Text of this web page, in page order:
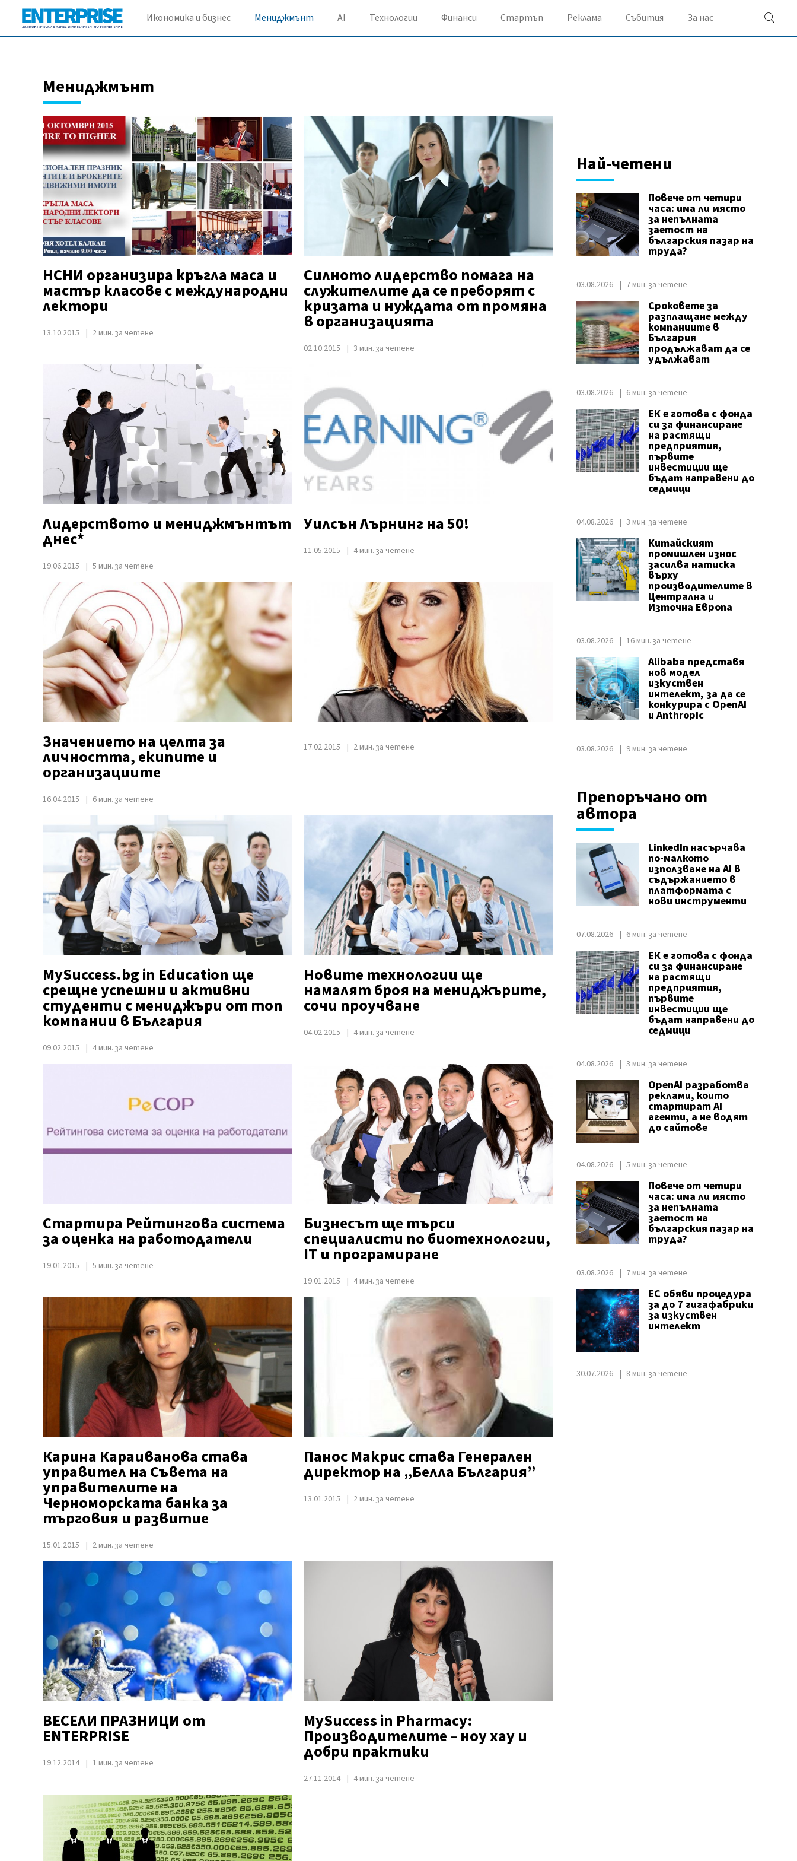
Икономика и бизнес Мениджмънт AI Технологии Финанси Стартъп Реклама Събития За нас
Мениджмънт
НСНИ организира кръгла маса и
мастър класове с международни
лектори
13.10.2015 2 мин. за четене
Силното лидерство помага на
служителите да се преборят с
кризата и нуждата от промяна
в организацията
02.10.2015 3 мин. за четене
Лидерството и мениджмънтът
днес*
19.06.2015 5 мин. за четене
Уилсън Лърнинг на 50!
11.05.2015 4 мин. за четене
Значението на целта за
личността, екипите и
организациите
16.04.2015 6 мин. за четене
17.02.2015 2 мин. за четене
MySuccess.bg in Education ще
срещне успешни и активни
студенти с мениджъри от топ
компании в България
09.02.2015 4 мин. за четене
Новите технологии ще
намалят броя на мениджърите,
сочи проучване
04.02.2015 4 мин. за четене
Стартира Рейтингова система
за оценка на работодатели
19.01.2015 5 мин. за четене
Бизнесът ще търси
специалисти по биотехнологии,
IT и програмиране
19.01.2015 4 мин. за четене
Карина Караиванова става
управител на Съвета на
управителите на
Черноморската банка за
търговия и развитие
15.01.2015 2 мин. за четене
Панос Макрис става Генерален
директор на „Белла България”
13.01.2015 2 мин. за четене
ВЕСЕЛИ ПРАЗНИЦИ от
ENTERPRISE
19.12.2014 1 мин. за четене
МySuccess in Pharmacy:
Производителите – ноу хау и
добри практики
27.11.2014 4 мин. за четене
Най-четени
Повече от четири
часа: има ли място
за непълната
заетост на
българския пазар на
труда?
03.08.2026 7 мин. за четене
Сроковете за
разплащане между
компаниите в
България
продължават да се
удължават
03.08.2026 6 мин. за четене
ЕК е готова с фонда
си за финансиране
на растящи
предприятия,
първите
инвестиции ще
бъдат направени до
седмици
04.08.2026 3 мин. за четене
Китайският
промишлен износ
засилва натиска
върху
производителите в
Централна и
Източна Европа
03.08.2026 16 мин. за четене
Alibaba представя
нов модел
изкуствен
интелект, за да се
конкурира с OpenAI
и Anthropic
03.08.2026 9 мин. за четене
Препоръчано от
автора
LinkedIn насърчава
по-малкото
използване на AI в
съдържанието в
платформата с
нови инструменти
07.08.2026 6 мин. за четене
ЕК е готова с фонда
си за финансиране
на растящи
предприятия,
първите
инвестиции ще
бъдат направени до
седмици
04.08.2026 3 мин. за четене
OpenAI разработва
реклами, които
стартират AI
агенти, а не водят
до сайтове
04.08.2026 5 мин. за четене
Повече от четири
часа: има ли място
за непълната
заетост на
българския пазар на
труда?
03.08.2026 7 мин. за четене
ЕС обяви процедура
за до 7 гигафабрики
за изкуствен
интелект
30.07.2026 8 мин. за четене